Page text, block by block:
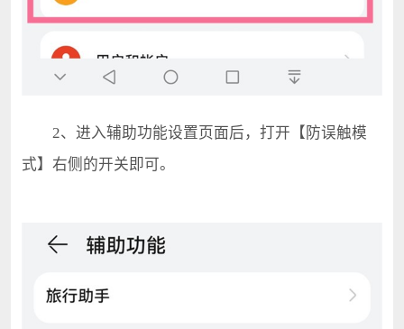
2、进入辅助功能设置页面后，打开【防误触模
式】右侧的开关即可。